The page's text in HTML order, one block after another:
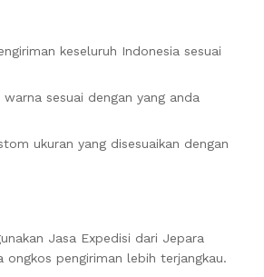
keseluruh Indonesia sesuai
sesuai dengan yang anda
ukuran yang disesuaikan dengan
Jasa Expedisi dari Jepara
ongkos pengiriman lebih terjangkau.